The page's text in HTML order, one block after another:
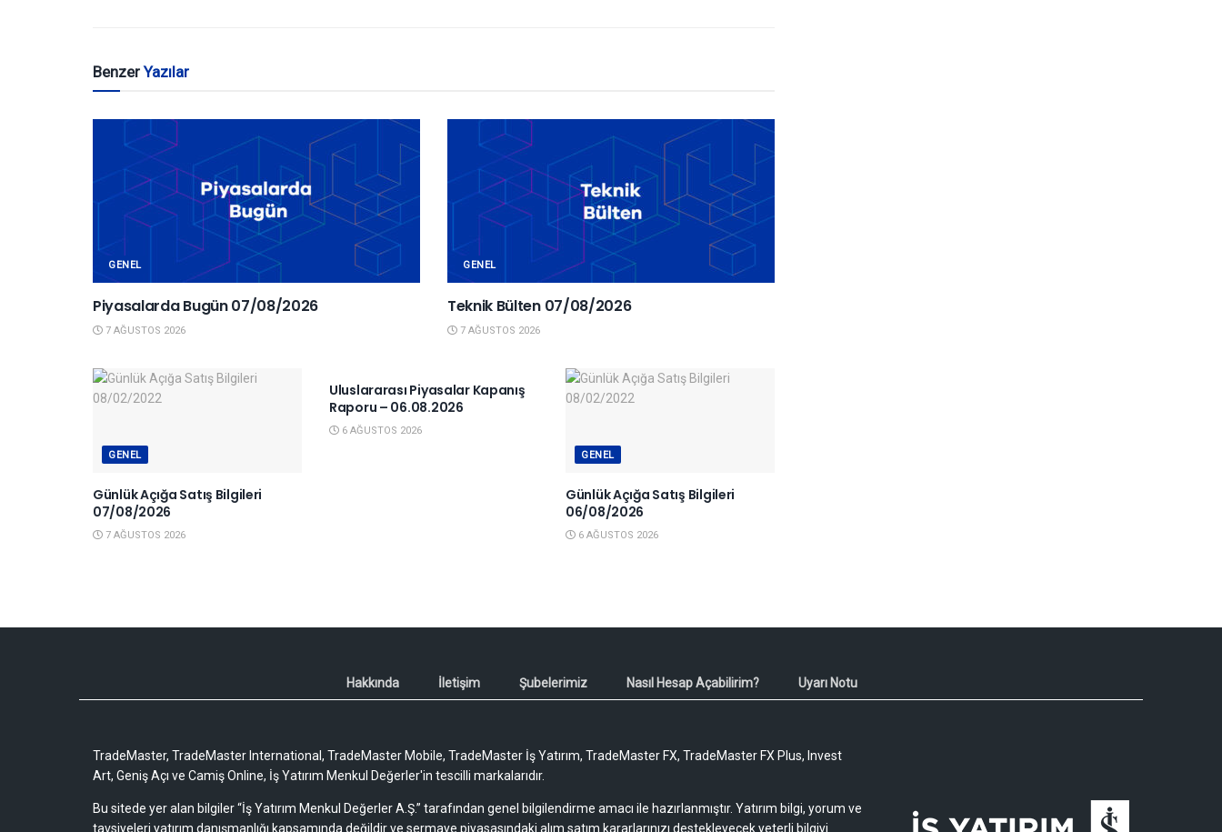
BenzerYazılar
GENEL
Piyasalarda Bugün 07/08/2026
7 AĞUSTOS 2026
GENEL
Teknik Bülten 07/08/2026
7 AĞUSTOS 2026
GENEL
Günlük Açığa Satış Bilgileri
07/08/2026
7 AĞUSTOS 2026
Uluslararası Piyasalar Kapanış
Raporu – 06.08.2026
6 AĞUSTOS 2026
GENEL
Günlük Açığa Satış Bilgileri
06/08/2026
6 AĞUSTOS 2026
Hakkında İletişim Şubelerimiz Nasıl Hesap Açabilirim? Uyarı Notu
TradeMaster, TradeMaster International, TradeMaster Mobile, TradeMaster İş Yatırım, TradeMaster FX, TradeMaster FX Plus, Invest
Art, Geniş Açı ve Camiş Online, İş Yatırım Menkul Değerler'in tescilli markalarıdır.
Bu sitede yer alan bilgiler “İş Yatırım Menkul Değerler A.Ş.” tarafından genel bilgilendirme amacı ile hazırlanmıştır. Yatırım bilgi, yorum ve
tavsiyeleri yatırım danışmanlığı kapsamında değildir ve sermaye piyasasındaki alım satım kararlarınızı destekleyecek yeterli bilgiyi